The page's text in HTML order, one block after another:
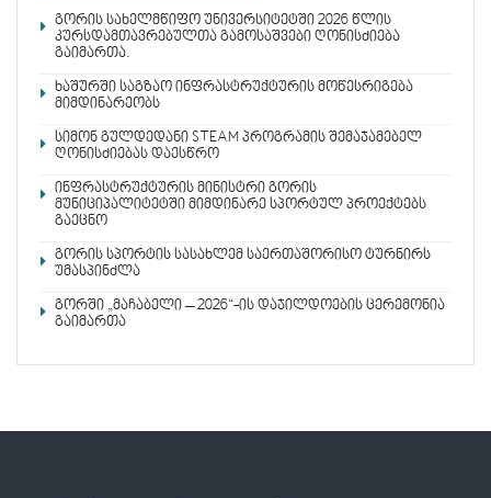
გორის სახელმწიფო უნივერსიტეტში 2026 წლის
კურსდამთავრებულთა გამოსაშვები ღონისძიება
გაიმართა.
ხაშურში საგზაო ინფრასტრუქტურის მოწესრიგება
მიმდინარეობს
სიმონ გულდედანი STEAM პროგრამის შემაჯამებელ
ღონისძიებას დაესწრო
ინფრასტრუქტურის მინისტრი გორის
მუნიციპალიტეტში მიმდინარე სპორტულ პროექტებს
გაეცნო
გორის სპორტის სასახლემ საერთაშორისო ტურნირს
უმასპინძლა
გორში „მაჩაბელი – 2026“-ის დაჯილდოების ცერემონია
გაიმართა